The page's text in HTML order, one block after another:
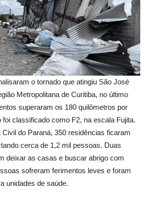
o tornado que atingiu São José
Metropolitana de Curitiba, no último
superaram os 180 quilômetros por
foi classificado como F2, na escala Fujita.
Civil do Paraná, 350 residências ficaram
cerca de 1,2 mil pessoas. Duas
deixar as casas e buscar abrigo com
sofreram ferimentos leves e foram
unidades de saúde.